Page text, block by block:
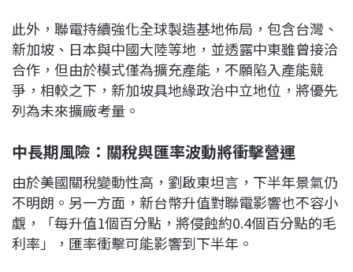
此外，聯電持續強化全球製造基地佈局，包含台灣、
新加坡、日本與中國大陸等地，並透露中東雖曾接洽
合作，但由於模式僅為擴充產能，不願陷入產能競
爭，相較之下，新加坡具地緣政治中立地位，將優先
列為未來擴廠考量。
中長期風險：關稅與匯率波動將衝擊營運
由於美國關稅變動性高，劉啟東坦言，下半年景氣仍
不明朗。另一方面，新台幣升值對聯電影響也不容小
覷，「每升值1個百分點，將侵蝕約0.4個百分點的毛
利率」，匯率衝擊可能影響到下半年。